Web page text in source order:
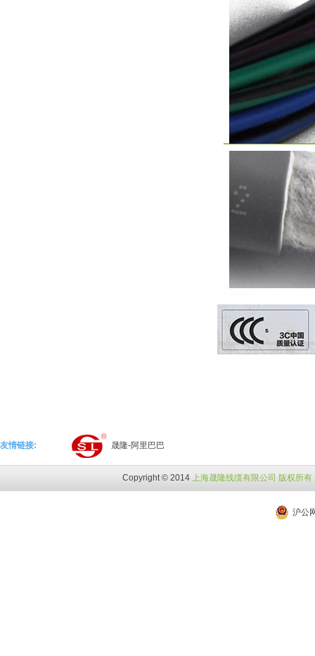
友情链接: 晟隆-阿里巴巴
Copyright © 2014上海晟隆线缆有限公司 版权所
沪公